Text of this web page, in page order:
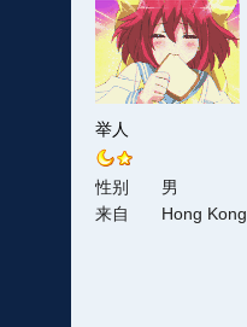
举人
性别
男
来自
Hong Kong